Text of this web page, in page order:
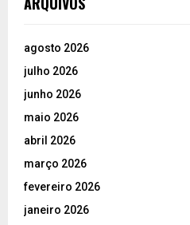
agosto 2026
julho 2026
junho 2026
maio 2026
abril 2026
março 2026
fevereiro 2026
janeiro 2026